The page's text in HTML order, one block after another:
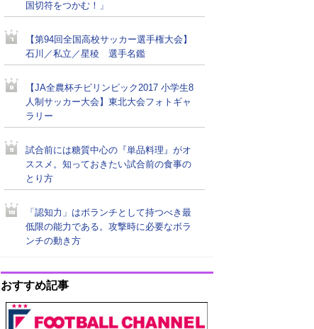
国切符をつかむ！」
【第94回全国高校サッカー選手権大会】
石川／私立／星稜 選手名鑑
【JA全農杯チビリンピック2017 小学生8
人制サッカー大会】東北大会フォトギャ
ラリー
試合前には糖質中心の『単品料理』がオ
ススメ。知っておきたい試合前の食事の
とり方
「認知力」はボランチとして持つべき最
低限の能力である。攻撃時に必要なボラ
ンチの動き方
おすすめ記事